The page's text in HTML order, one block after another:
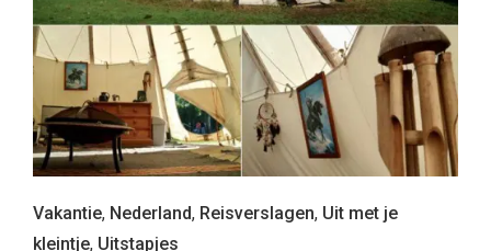
Vakantie, Nederland, Reisverslagen, Uit met je
kleintje, Uitstapjes